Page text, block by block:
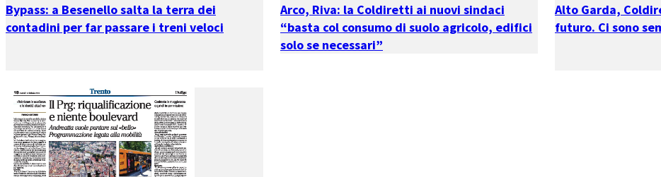
Bypass: a Besenello salta la terra dei
contadini per far passare i treni veloci
Arco, Riva: la Coldiretti ai nuovi sindaci
“basta col consumo di suolo agricolo, edifici
solo se necessari”
Alto Garda,
futuro. Ci sono